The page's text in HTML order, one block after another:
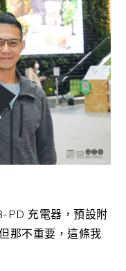
PD 充電器，預設附
那不重要，這條我